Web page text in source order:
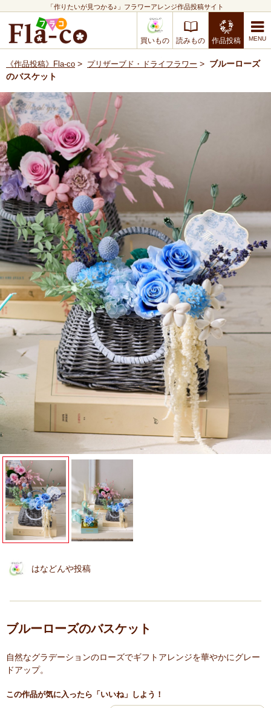
「作りたいが見つかる♪」フラワーアレンジ作品投稿サイト
買いもの 読みもの 作品投稿
《作品投稿》Fla-co > プリザーブド・ドライフラワー > ブルーローズ
のバスケット
はなどんや投稿
ブルーローズのバスケット
自然なグラデーションのローズでギフトアレンジを華やかにグレー
ドアップ。
この作品が気に入ったら「いいね」しよう！